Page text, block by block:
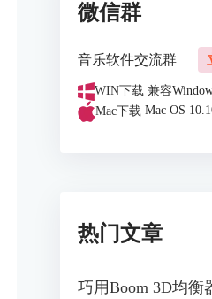
微信群
音乐软件交流群
WIN下载 兼容
Mac下载 Mac OS
热门文章